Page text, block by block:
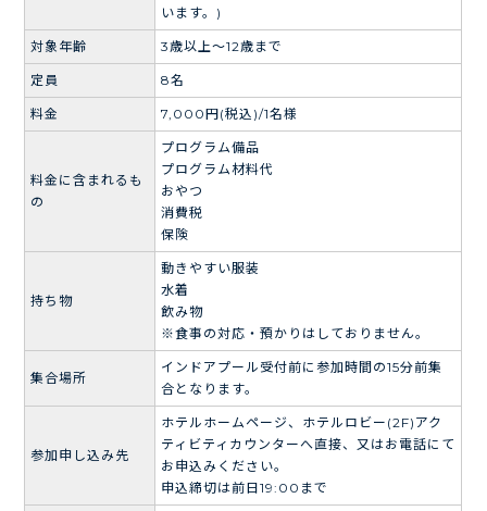
います。)
対象年齢 3歳以上～12歳まで
定員 8名
料金 7,000円(税込)/1名様
料金に含まれるも
の
プログラム備品
プログラム材料代
おやつ
消費税
保険
持ち物
動きやすい服装
水着
飲み物
※食事の対応・預かりはしておりません。
集合場所
インドアプール受付前に参加時間の15分前集
合となります。
参加申し込み先
ホテルホームページ、ホテルロビー(2F)アク
ティビティカウンターへ直接、又はお電話にて
お申込みください。
申込締切は前日19:00まで